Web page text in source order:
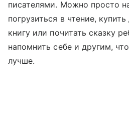
писателями. Можно просто
погрузиться в чтение,
книгу или почитать сказку
напомнить себе и другим,
лучше.